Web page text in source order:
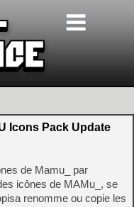
Icons Pack Update
de Mamu_ par
icônes de MAMu_, se
renomme ou copie les